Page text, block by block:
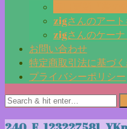
zigさんのアー
zigさんのケー
お問い合わせ
特定商取引法に基づ
プライバシーポリシー